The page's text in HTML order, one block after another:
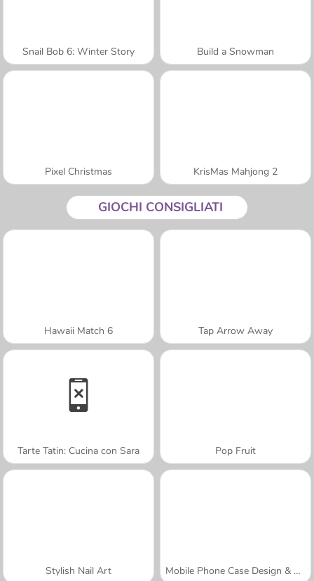
Snail Bob 6: Winter Story Build a Snowman
Pixel Christmas KrisMas Mahjong 2
GIOCHI CONSIGLIATI
Hawaii Match 6 Tap Arrow Away
Tarte Tatin: Cucina con Sara Pop Fruit
Stylish Nail Art Mobile Phone Case Design & DIY